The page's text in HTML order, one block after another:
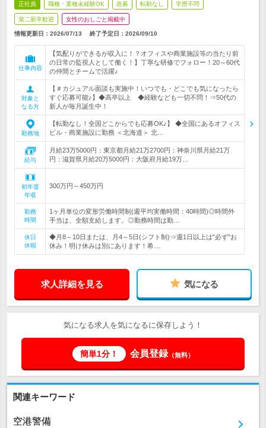
正社員 職種・業種未経験OK 急募 転勤なし 学歴不問
第二新卒歓迎 女性のおしごと掲載中
情報更新日：2026/07/13 終了予定日： 2026/09/10
仕事内容
【気配りができるが収入に！？オフィスや商業施設等の当たり前
の日常の監視人として働く！】丁寧な研修でフォロー！20～60代
の仲間とチームで活躍♪
対象と
なる方
【＃カジュアル面談も実施中！いつでも・どこでも気になったら
すぐ応募可能♪】◆高卒以上 ◆経験なども一切不問！⇒50代の
新人が毎月誕生中！
勤務地
【転勤なし！全国どこからでも応募OK♪】 ◆全国にあるオフィス
ビル・商業施設に勤務 ＜北海道＞ 北…
給与
月給23万5000円：東京都月給21万2700円：神奈川県月給21万
円：滋賀県月給20万5000円：大阪府月給19万…
初年度
年収
300万円～450万円
勤務
時間
1ヶ月単位の変形労働時間制(週平均実働時間：40時間)◎時間外
手当は、全額支給します。◎勤務時間は勤…
休日
休暇
◆月8～10日または、月4～5日(シフト制)⇒週1日以上は"必ず"お
休み！明け休みは別にあります！希…
求人詳細を見る 気になる
気になる求人を気になるに保存しよう！
簡単1分！ 会員登録（無料）
関連キーワード
空港警備